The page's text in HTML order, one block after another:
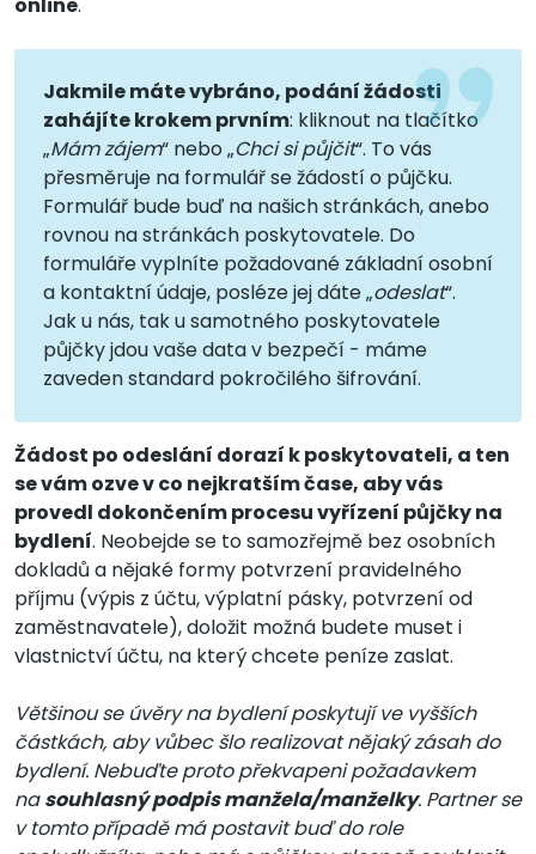
Jakmile máte vybráno, podání žádosti
zahájíte krokem prvním: kliknout na tlačítko
„Mám zájem“ nebo „Chci si půjčit“. To vás
přesměruje na formulář se žádostí o půjčku.
Formulář bude buď na našich stránkách, anebo
rovnou na stránkách poskytovatele. Do
formuláře vyplníte požadované základní osobní
a kontaktní údaje, posléze jej dáte „odeslat“.
Jak u nás, tak u samotného poskytovatele
půjčky jdou vaše data v bezpečí - máme
zaveden standard pokročilého šifrování.
Žádost po odeslání dorazí k poskytovateli, a ten
se vám ozve v co nejkratším čase, aby vás
provedl dokončením procesu vyřízení půjčky na
bydlení. Neobejde se to samozřejmě bez osobních
dokladů a nějaké formy potvrzení pravidelného
příjmu (výpis z účtu, výplatní pásky, potvrzení od
zaměstnavatele), doložit možná budete muset i
vlastnictví účtu, na který chcete peníze zaslat.
Většinou se úvěry na bydlení poskytují ve vyšších
částkách, aby vůbec šlo realizovat nějaký zásah do
bydlení. Nebuďte proto překvapeni požadavkem
nasouhlasný podpis manžela/manželky. Partner se
v tomto případě má postavit buď do role